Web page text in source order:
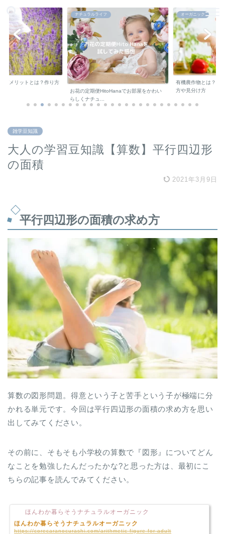
メリットとは？作り方
ナチュラルライフ
お花の定期便HitoHanaでお部屋をかわい
らしくナチュ...
オーガニック
有機農作物とは？オー
方や見分け方
雑学豆知識
大人の学習豆知識【算数】平行四辺形
の面積
2021年3月9日
平行四辺形の面積の求め方
算数の図形問題。得意という子と苦手という子が極端に分
かれる単元です。今回は平行四辺形の面積の求め方を思い
出してみてください。
その前に、そもそも小学校の算数で『図形』についてどん
なことを勉強したんだったかな?と思った方は、最初にこ
ちらの記事を読んでみてください。
ほんわか暮らそうナチュラルオーガニック
ほんわか暮らそうナチュラルオーガニック
https://corecaranocurashi.com/arithmetic-figure-for-adult